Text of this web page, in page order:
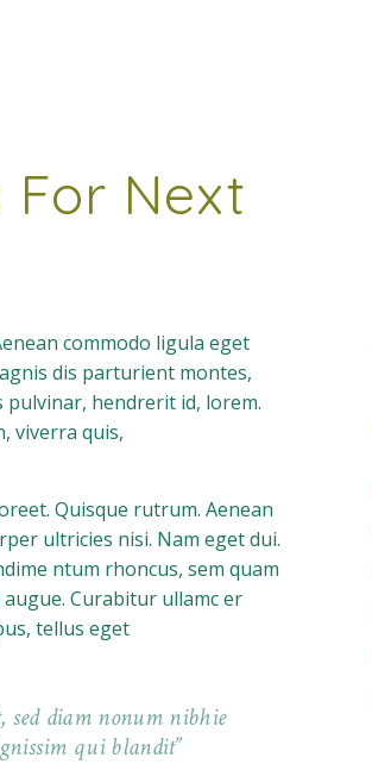
For Next
commodo ligula eget
dis parturient montes,
pulvinar, hendrerit id, lorem.
viverra quis,
Quisque rutrum. Aenean
ultricies nisi. Nam eget dui.
ntum rhoncus, sem quam
Curabitur ullamc er
tellus eget
sed diam nonum nibhie
qui blandit